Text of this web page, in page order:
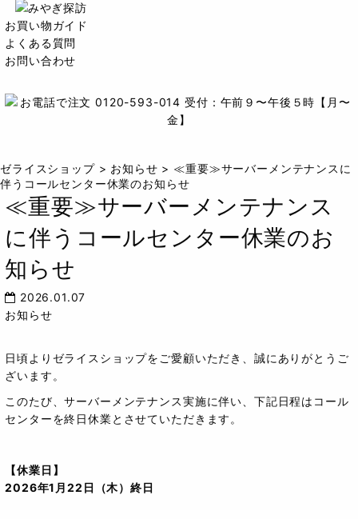
お買い物ガイド
よくある質問
お問い合わせ
ゼライスショップ> お知らせ > ≪重要≫サーバーメンテナンスに
伴うコールセンター休業のお知らせ
≪重要≫サーバーメンテナンス
に伴うコールセンター休業のお
知らせ
2026.01.07
お知らせ
日頃よりゼライスショップをご愛顧いただき、誠にありがとうご
ざいます。
このたび、サーバーメンテナンス実施に伴い、下記日程はコール
センターを終日休業とさせていただきます。
【休業日】
2026年1月22日（木）終日